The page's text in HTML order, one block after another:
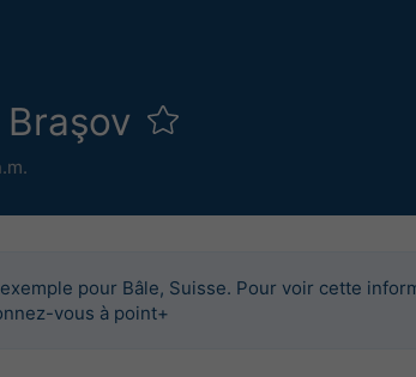
pour Bâle, Suisse. Pour voir cette
vous à point+